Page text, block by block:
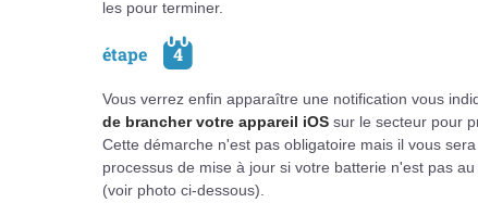
les pour terminer.
étape 4
Vous verrez enfin apparaître une notification vous
de brancher votre appareil iOS sur le secteur pour
Cette démarche n'est pas obligatoire mais il vous
processus de mise à jour si votre batterie n'est pas
(voir photo ci-dessous).